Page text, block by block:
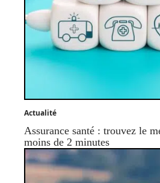
Actualité
Assurance santé : trouvez le
moins de 2 minutes